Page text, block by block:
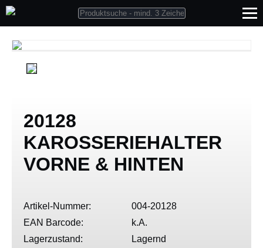
20128
KAROSSERIEHALTER
VORNE & HINTEN
Artikel-Nummer:
004-20128
EAN Barcode:
k.A.
Lagerzustand:
Lagernd